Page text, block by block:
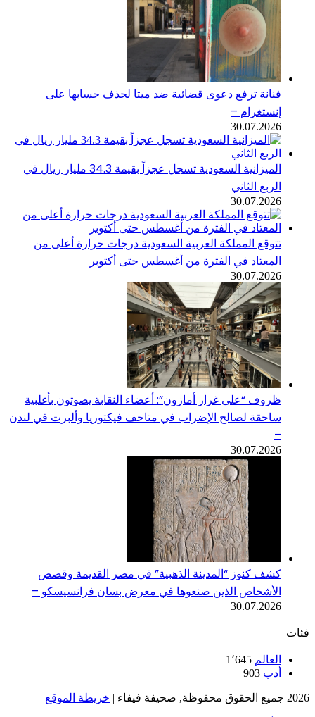
فنانة ترفع دعوى قضائية ضد ميتا لحذف حسابها على
إنستغرام –
30.07.2026
الميزانية السعودية تسجل عجزاً بقيمة 34.3 مليار ريال في
الربع الثاني
30.07.2026
تتوقع المملكة العربية السعودية درجات حرارة أعلى من
المعتاد في الفترة من أغسطس حتى أكتوبر
30.07.2026
ظروف “على غرار أمازون”: أعضاء النقابة يصوتون بأغلبية
ساحقة لصالح الإضراب في متاحف فيكتوريا وألبرت في لندن
–
30.07.2026
كشف كنوز “المدينة الذهبية” في مصر القديمة وقصص
الأشخاص الذين صنعوها في معرض بسان فرانسيسكو –
30.07.2026
فئات
العالم 1٬645
أدب 903
2026 جميع الحقوق محفوظة, صحيفة فيفاء | خريطة الموقع